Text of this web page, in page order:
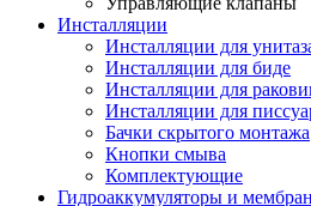
Инсталляции
Инсталляции для
Инсталляции для биде
Инсталляции для
Инсталляции для
Бачки скрытого монтажа
Кнопки смыва
Комплектующие
Гидроаккумуляторы и